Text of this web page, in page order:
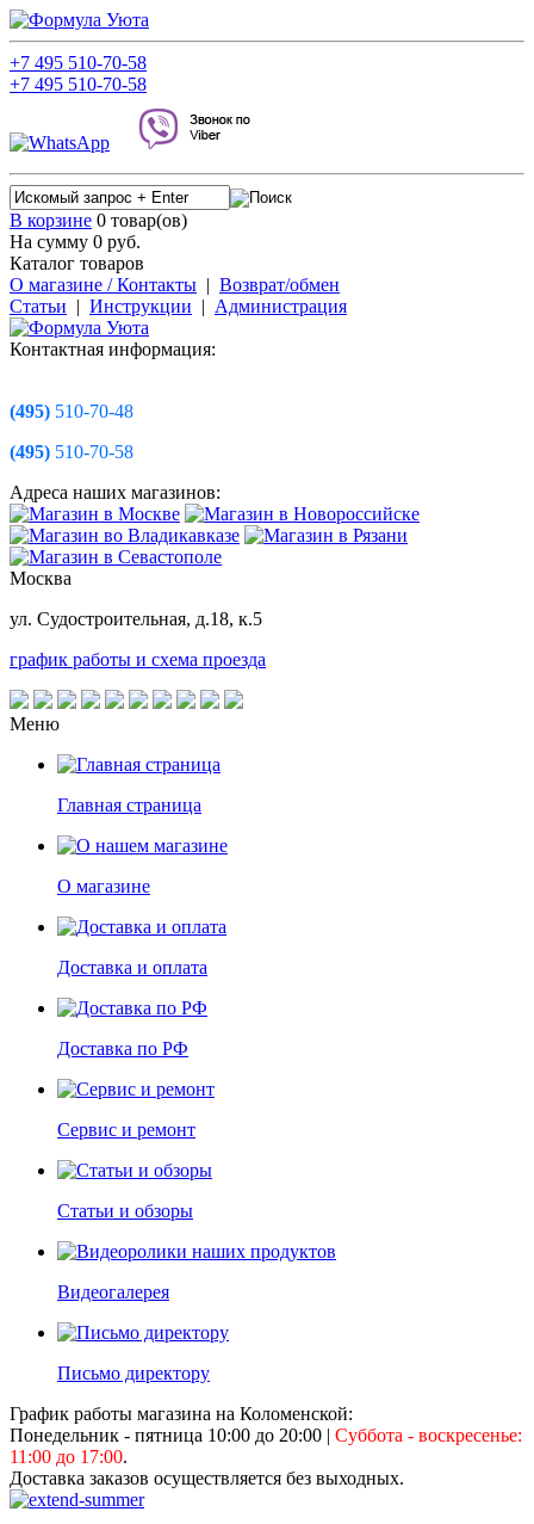
+7 495 510-70-58
+7 495 510-70-58
В корзине 0 товар(ов)
На сумму 0 руб.
Каталог товаров
О магазине / Контакты | Возврат/обмен
Статьи | Инструкции | Администрация
Контактная информация:
(495) 510-70-48
(495) 510-70-58
Адреса наших магазинов:
Москва
ул. Судостроительная, д.18, к.5
график работы и схема проезда
Меню
Главная страница
О магазине
Доставка и оплата
Доставка по РФ
Сервис и ремонт
Статьи и обзоры
Видеогалерея
Письмо директору
График работы магазина на Коломенской:
Понедельник - пятница 10:00 до 20:00 | Суббота - воскресенье:
11:00 до 17:00.
Доставка заказов осуществляется без выходных.